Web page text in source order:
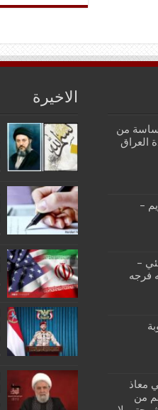
من
العراق
–
–
فرجه
ﻣﻌﺎﺫ
من
الاخيرة